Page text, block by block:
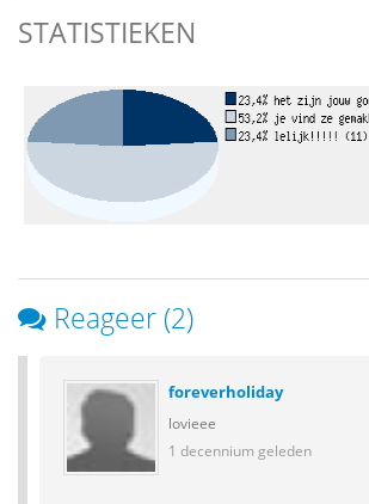
STATISTIEKEN
Reageer (2)
foreverholiday
lovieee
1 decennium geleden